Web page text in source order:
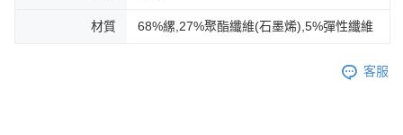
材質 68%縲,27%聚酯纖維(石墨烯),5%彈性纖維
客服